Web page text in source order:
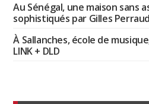
Au Sénégal, une maison sans
sophistiqués par Gilles
À Sallanches, école de
LINK + DLD